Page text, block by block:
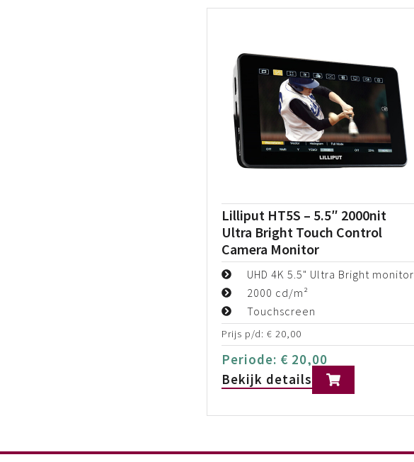
Lilliput HT5S – 5.5″ 2000nit
Ultra Bright Touch Control
Camera Monitor
UHD 4K 5.5" Ultra Bright monitor
2000 cd/m²
Touchscreen
Prijs p/d: € 20,00
Periode: € 20,00
Bekijk details